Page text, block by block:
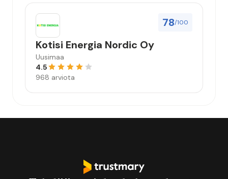
78/100
Kotisi Energia Nordic Oy
Uusimaa
4.5
968 arviota